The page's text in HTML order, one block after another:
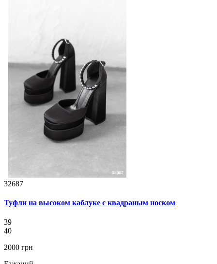
32687
Туфли на высоком каблуке с квадраным носком
39
40
2000 грн